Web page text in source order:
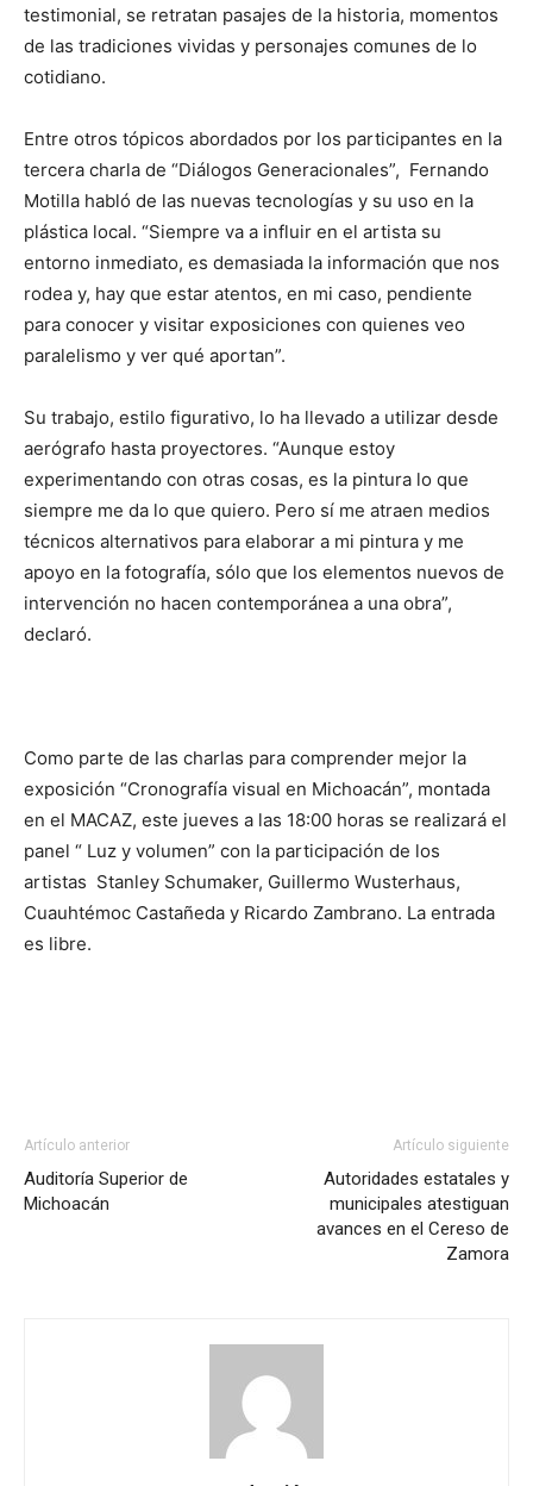
testimonial, se retratan pasajes de la historia, momentos
de las tradiciones vividas y personajes comunes de lo
cotidiano.
Entre otros tópicos abordados por los participantes en la
tercera charla de “Diálogos Generacionales”, Fernando
Motilla habló de las nuevas tecnologías y su uso en la
plástica local. “Siempre va a influir en el artista su
entorno inmediato, es demasiada la información que nos
rodea y, hay que estar atentos, en mi caso, pendiente
para conocer y visitar exposiciones con quienes veo
paralelismo y ver qué aportan”.
Su trabajo, estilo figurativo, lo ha llevado a utilizar desde
aerógrafo hasta proyectores. “Aunque estoy
experimentando con otras cosas, es la pintura lo que
siempre me da lo que quiero. Pero sí me atraen medios
técnicos alternativos para elaborar a mi pintura y me
apoyo en la fotografía, sólo que los elementos nuevos de
intervención no hacen contemporánea a una obra”,
declaró.
Como parte de las charlas para comprender mejor la
exposición “Cronografía visual en Michoacán”, montada
en el MACAZ, este jueves a las 18:00 horas se realizará el
panel “ Luz y volumen” con la participación de los
artistas Stanley Schumaker, Guillermo Wusterhaus,
Cuauhtémoc Castañeda y Ricardo Zambrano. La entrada
es libre.
Artículo anterior
Auditoría Superior de
Michoacán
Artículo siguiente
Autoridades estatales y
municipales atestiguan
avances en el Cereso de
Zamora